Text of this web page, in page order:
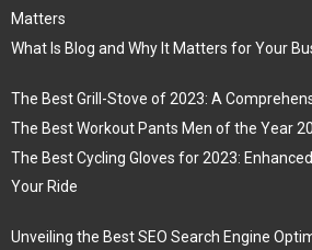
Matters
What Is Blog and Why It Matters for Your
The Best Grill-Stove of 2023: A
The Best Workout Pants Men of the Year
The Best Cycling Gloves for 2023:
Your Ride
Unveiling the Best SEO Search Engine